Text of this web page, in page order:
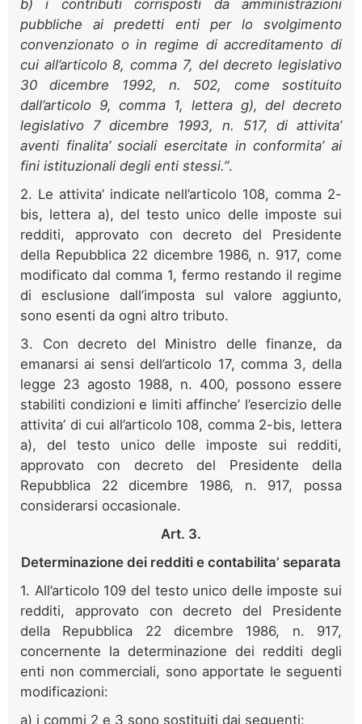
b) i contributi corrisposti da amministrazioni
pubbliche ai predetti enti per lo svolgimento
convenzionato o in regime di accreditamento di
cui all’articolo 8, comma 7, del decreto legislativo
30 dicembre 1992, n. 502, come sostituito
dall’articolo 9, comma 1, lettera g), del decreto
legislativo 7 dicembre 1993, n. 517, di attivita’
aventi finalita’ sociali esercitate in conformita’ ai
fini istituzionali degli enti stessi.”.
2. Le attivita’ indicate nell’articolo 108, comma 2-
bis, lettera a), del testo unico delle imposte sui
redditi, approvato con decreto del Presidente
della Repubblica 22 dicembre 1986, n. 917, come
modificato dal comma 1, fermo restando il regime
di esclusione dall’imposta sul valore aggiunto,
sono esenti da ogni altro tributo.
3. Con decreto del Ministro delle finanze, da
emanarsi ai sensi dell’articolo 17, comma 3, della
legge 23 agosto 1988, n. 400, possono essere
stabiliti condizioni e limiti affinche’ l’esercizio delle
attivita’ di cui all’articolo 108, comma 2-bis, lettera
a), del testo unico delle imposte sui redditi,
approvato con decreto del Presidente della
Repubblica 22 dicembre 1986, n. 917, possa
considerarsi occasionale.
Art. 3.
Determinazione dei redditi e contabilita’ separata
1. All’articolo 109 del testo unico delle imposte sui
redditi, approvato con decreto del Presidente
della Repubblica 22 dicembre 1986, n. 917,
concernente la determinazione dei redditi degli
enti non commerciali, sono apportate le seguenti
modificazioni:
a) i commi 2 e 3 sono sostituiti dai seguenti: